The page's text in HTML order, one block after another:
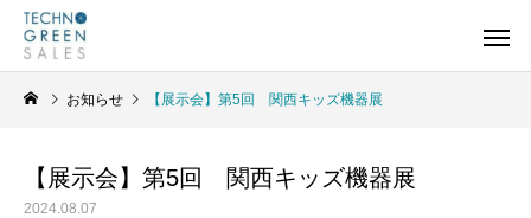
お知らせ 【展示会】第5回 関西キッズ機器展
【展示会】第5回 関西キッズ機器展
2024.08.07